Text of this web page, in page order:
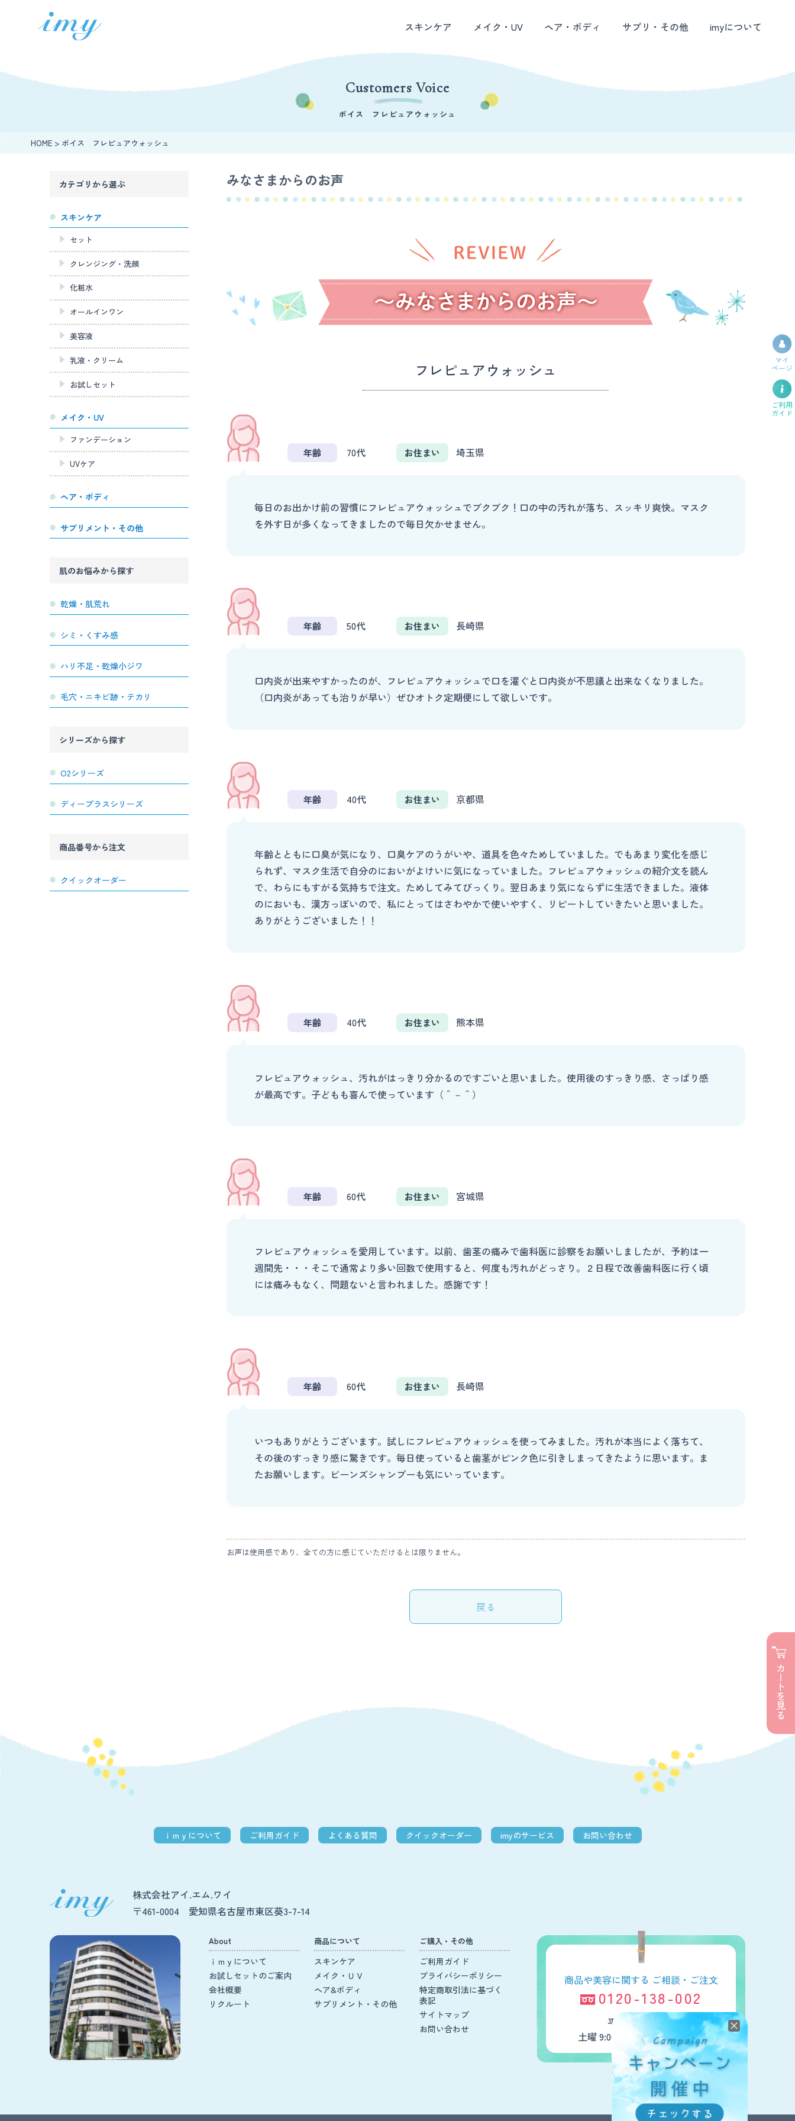
スキンケア メイク・UV ヘア・ボディ サプリ・その他 imyについて
Customers Voice
ボイス フレピュアウォッシュ
HOME> ボイス フレピュアウォッシュ
みなさまからのお声
フレピュアウォッシュ
年齢 70代 お住まい 埼玉県
毎日のお出かけ前の習慣にフレピュアウォッシュでブクブク！口の中の汚れが落ち、スッキリ爽快。マスク
を外す日が多くなってきましたので毎日欠かせません。
年齢 50代 お住まい 長崎県
口内炎が出来やすかったのが、フレピュアウォッシュで口を濯ぐと口内炎が不思議と出来なくなりました。
（口内炎があっても治りが早い）ぜひオトク定期便にして欲しいです。
年齢 40代 お住まい 京都県
年齢とともに口臭が気になり、口臭ケアのうがいや、道具を色々ためしていました。でもあまり変化を感じ
られず、マスク生活で自分のにおいがよけいに気になっていました。フレピュアウォッシュの紹介文を読ん
で、わらにもすがる気持ちで注文。ためしてみてびっくり。翌日あまり気にならずに生活できました。液体
のにおいも、漢方っぽいので、私にとってはさわやかで使いやすく、リピートしていきたいと思いました。
ありがとうございました！！
年齢 40代 お住まい 熊本県
フレピュアウォッシュ、汚れがはっきり分かるのですごいと思いました。使用後のすっきり感、さっぱり感
が最高です。子どもも喜んで使っています（＾－＾）
年齢 60代 お住まい 宮城県
フレピュアウォッシュを愛用しています。以前、歯茎の痛みで歯科医に診察をお願いしましたが、予約は一
週間先・・・そこで通常より多い回数で使用すると、何度も汚れがどっさり。２日程で改善歯科医に行く頃
には痛みもなく、問題ないと言われました。感謝です！
年齢 60代 お住まい 長崎県
いつもありがとうございます。試しにフレピュアウォッシュを使ってみました。汚れが本当によく落ちて、
その後のすっきり感に驚きです。毎日使っていると歯茎がピンク色に引きしまってきたように思います。ま
たお願いします。ビーンズシャンプーも気にいっています。
お声は使用感であり、全ての方に感じていただけるとは限りません。
戻る
カテゴリから選ぶ
スキンケア
セット
クレンジング・洗顔
化粧水
オールインワン
美容液
乳液・クリーム
お試しセット
メイク・UV
ファンデーション
UVケア
ヘア・ボディ
サプリメント・その他
肌のお悩みから探す
乾燥・肌荒れ
シミ・くすみ感
ハリ不足・乾燥小ジワ
毛穴・ニキビ跡・テカリ
シリーズから探す
O2シリーズ
ディープラスシリーズ
商品番号から注文
クイックオーダー
マイ
ページ
ご利用
ガイド
カートを見る
ｉｍｙについて ご利用ガイド よくある質問 クイックオーダー imyのサービス お問い合わせ
株式会社アイ.エム.ワイ
〒461-0004 愛知県名古屋市東区葵3-7-14
About
ｉｍｙについて
お試しセットのご案内
会社概要
リクルート
商品について
スキンケア
メイク・ＵＶ
ヘア&ボディ
サプリメント・その他
ご購入・その他
ご利用ガイド
プライバシーポリシー
特定商取引法に基づく
表記
サイトマップ
お問い合わせ
商品や美容に関する ご相談・ご注文
0120-138-002
平日 9:00～18:00
土曜 9:00～16:00 日曜・祝日休